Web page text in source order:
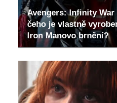
Avengers: Infinity War
čeho je vlastně
Iron Manovo brnění?